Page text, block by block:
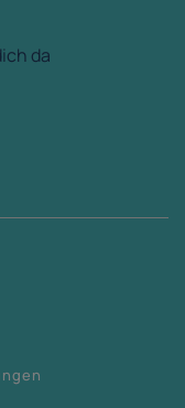
da